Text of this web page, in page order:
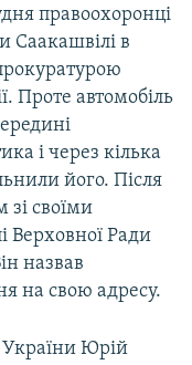
правоохоронці
в
Проте автомобіль
і через кілька
його. Після
зі своїми
Верховної Ради
назвав
на свою адресу.
України Юрій